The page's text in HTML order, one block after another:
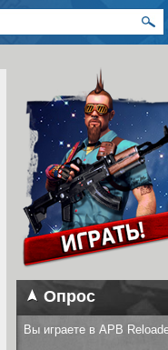
Опрос
Вы играете в APB